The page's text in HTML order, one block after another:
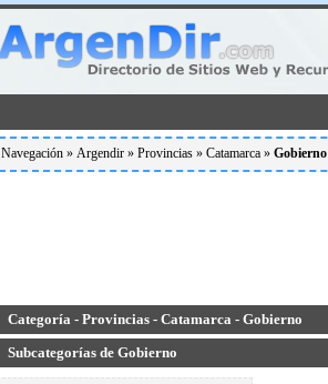
Navegación » Argendir » Provincias » Catamarca » Gobierno
Categoría - Provincias - Catamarca - Gobierno
Subcategorías de Gobierno